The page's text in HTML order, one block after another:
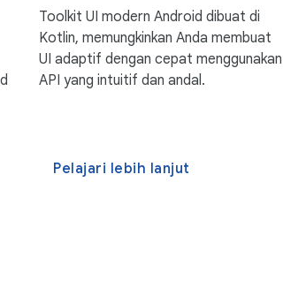
Toolkit UI modern Android dibuat di
Kotlin, memungkinkan Anda membuat
UI adaptif dengan cepat menggunakan
API yang intuitif dan andal.
Pelajari lebih lanjut